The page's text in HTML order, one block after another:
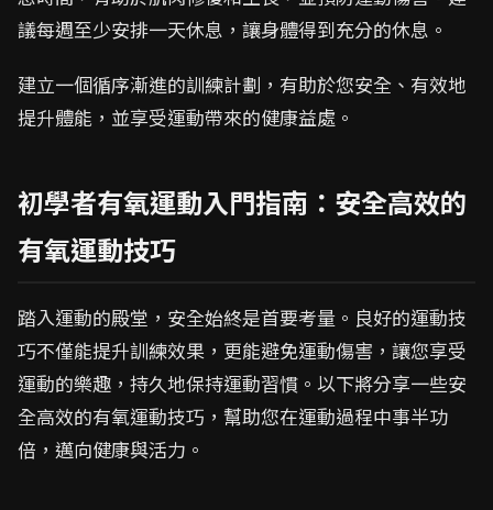
議每週至少安排一天休息，讓身體得到充分的休息。
建立一個循序漸進的訓練計劃，有助於您安全、有效地
提升體能，並享受運動帶來的健康益處。
初學者有氧運動入門指南：安全高效的
有氧運動技巧
踏入運動的殿堂，安全始終是首要考量。良好的運動技
巧不僅能提升訓練效果，更能避免運動傷害，讓您享受
運動的樂趣，持久地保持運動習慣。以下將分享一些安
全高效的有氧運動技巧，幫助您在運動過程中事半功
倍，邁向健康與活力。